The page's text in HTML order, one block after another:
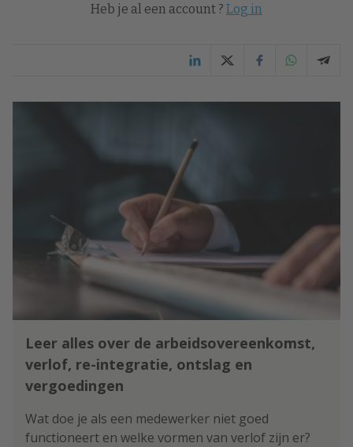
Heb je al een account ? Log in
Leer alles over de arbeidsovereenkomst,
verlof, re-integratie, ontslag en
vergoedingen
Wat doe je als een medewerker niet goed
functioneert en welke vormen van verlof zijn er?